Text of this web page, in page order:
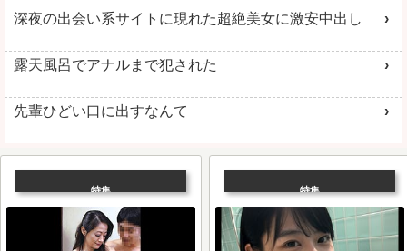
深夜の出会い系サイトに現れた超絶美女に激安中出し
露天風呂でアナルまで犯された
先輩ひどい口に出すなんて
特集 特集